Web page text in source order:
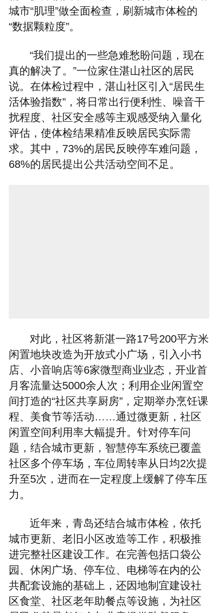
城市“肌理”做全面检查，刷新城市体检的
“数据颗粒度”。
“我们提出的一些急难愁盼问题，现在
真的解决了。”一位家住湛山社区的居民
说。在体检过程中，湛山社区引入“居民生
活体验指数”，将日常出行便利性、噪音干
扰程度、社区安全感等主观感受纳入量化
评估，使体检结果精准反映居民实际需
求。其中，73%的居民反映停车难问题，
68%的居民提出公共活动空间不足。
闲置地块改造为开放式小广场，引入小书
店、小音响店等6家微型商业业态，开业首
月客流量达5000余人次；利用企业闲置空
间打造的“社区共享厨房”，定期举办烹饪课
程、美食节等活动……通过微更新，社区
闲置空间利用率大幅提升。针对停车问
题，结合城市更新，智慧停车系统已覆盖
社区多个停车场，车位周转率从日均2次提
升至5次，进而在一定程度上缓解了停车压
力。
城市更新、老旧小区改造等工作，积极推
进完整社区建设工作。在完善包括口袋公
园、休闲广场、停车位、电梯等在内的公
共配套设施的基础上，还因地制宜建设社
区食堂、社区老年助餐点等设施，为社区
居民尤其是老年人与儿童提供助餐服务。